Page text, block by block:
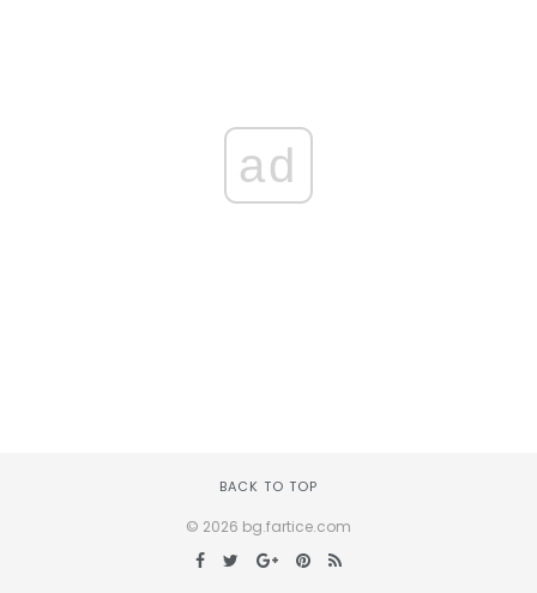
ad
BACK TO TOP
© 2026 bg.fartice.com